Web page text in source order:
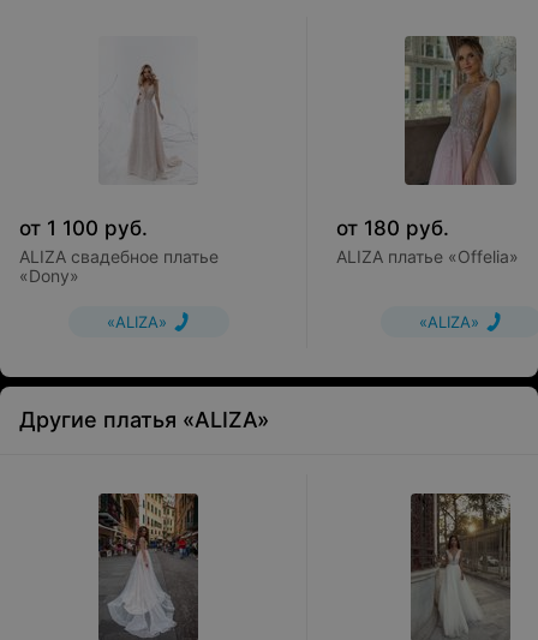
от 1 100 руб.
ALIZA свадебное платье
«Dony»
«ALIZA»
от 180 руб.
ALIZA платье «Offelia»
«ALIZA»
Другие платья «ALIZA»